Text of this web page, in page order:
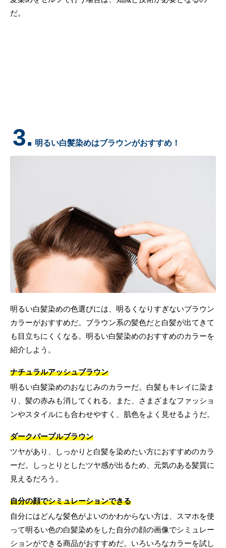
だ。
3. 明るい白髪染めはブラウンがおすすめ！
明るい白髪染めの色選びには、明るくなりすぎないブラウン
カラーがおすすめだ。ブラウン系の髪色だと白髪が出てきて
も目立ちにくくなる。明るい白髪染めのおすすめのカラーを
紹介しよう。
ナチュラルアッシュブラウン
明るい白髪染めのおなじみのカラーだ。白髪もキレイに染ま
り、髪の赤みも消してくれる。また、さまざまなファッショ
ンやスタイルにも合わせやすく、肌色をよく見せるようだ。
ダークパープルブラウン
ツヤがあり、しっかりと白髪を染めたい方におすすめのカラ
ーだ。しっとりとしたツヤ感が出るため、元気のある髪質に
見えるだろう。
自分の顔でシミュレーションできる
自分にはどんな髪色がよいのかわからない方は、スマホを使
って明るい色の白髪染めをした自分の顔の画像でシミュレー
ションができる商品がおすすめだ。いろいろなカラーを試し